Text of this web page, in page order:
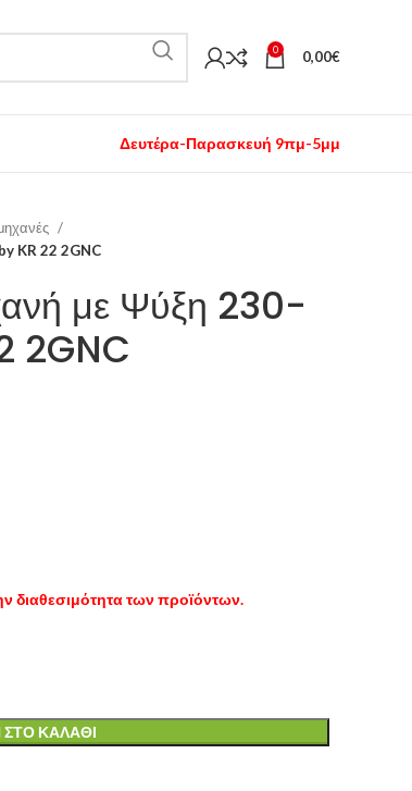
0 0,00€
Δευτέρα-Παρασκευή 9πμ-5μμ
KR 22 2GNC
με Ψύξη 230-
2GNC
διαθεσιμότητα των προϊόντων.
ΚΑΛΆΘΙ